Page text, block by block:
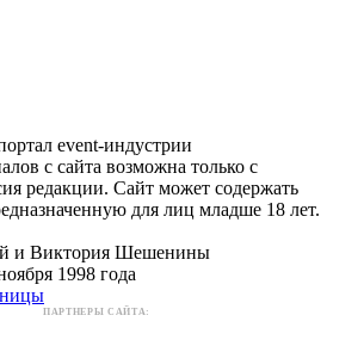
event-индустрии
с сайта возможна только с
редакции. Сайт может содержать
для лиц младше 18 лет.
и Виктория Шешенины
1998 года
ПАРТНЕРЫ САЙТА: